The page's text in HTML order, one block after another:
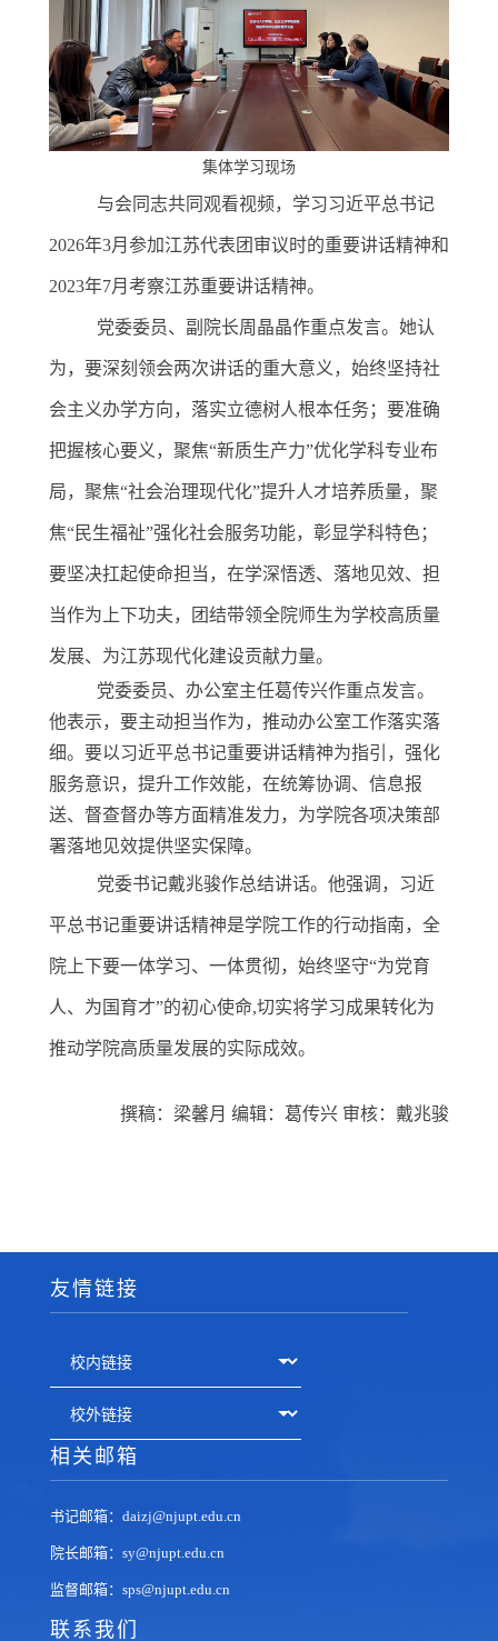
集体学习现场
与会同志共同观看视频，学习习近平总书记
2026年3月参加江苏代表团审议时的重要讲话精神和
2023年7月考察江苏重要讲话精神。
党委委员、副院长周晶晶作重点发言。她认
为，要深刻领会两次讲话的重大意义，始终坚持社
会主义办学方向，落实立德树人根本任务；要准确
把握核心要义，聚焦“新质生产力”优化学科专业布
局，聚焦“社会治理现代化”提升人才培养质量，聚
焦“民生福祉”强化社会服务功能，彰显学科特色；
要坚决扛起使命担当，在学深悟透、落地见效、担
当作为上下功夫，团结带领全院师生为学校高质量
发展、为江苏现代化建设贡献力量。
党委委员、办公室主任葛传兴作重点发言。
他表示，要主动担当作为，推动办公室工作落实落
细。要以习近平总书记重要讲话精神为指引，强化
服务意识，提升工作效能，在统筹协调、信息报
送、督查督办等方面精准发力，为学院各项决策部
署落地见效提供坚实保障。
党委书记戴兆骏作总结讲话。他强调，习近
平总书记重要讲话精神是学院工作的行动指南，全
院上下要一体学习、一体贯彻，始终坚守“为党育
人、为国育才”的初心使命,切实将学习成果转化为
推动学院高质量发展的实际成效。
撰稿：梁馨月 编辑：葛传兴 审核：戴兆骏
友情链接
相关邮箱
书记邮箱：daizj@njupt.edu.cn
院长邮箱：sy@njupt.edu.cn
监督邮箱：sps@njupt.edu.cn
联系我们